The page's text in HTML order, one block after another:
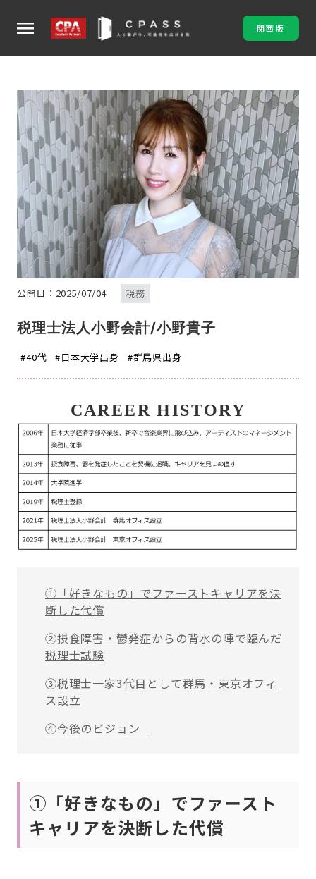
menu 関西版
公開日：2025/07/04 税務
税理士法人小野会計/小野貴子
#40代 #日本大学出身 #群馬県出身
CAREER HISTORY
①「好きなもの」でファーストキャリアを決
断した代償
②摂食障害・鬱発症からの背水の陣で臨んだ
税理士試験
③税理士一家3代目として群馬・東京オフィ
ス設立
④今後のビジョン
①「好きなもの」でファースト
キャリアを決断した代償